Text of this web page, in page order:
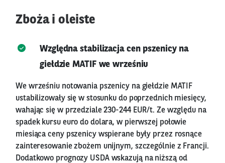
Zboża i oleiste
Względna stabilizacja cen pszenicy na
giełdzie MATIF we wrześniu
We wrześniu notowania pszenicy na giełdzie MATIF
ustabilizowały się w stosunku do poprzednich miesięcy,
wahając się w przedziale 230-244 EUR/t. Ze względu na
spadek kursu euro do dolara, w pierwszej połowie
miesiąca ceny pszenicy wspierane były przez rosnące
zainteresowanie zbożem unijnym, szczególnie z Francji.
Dodatkowo prognozy USDA wskazują na niższą od